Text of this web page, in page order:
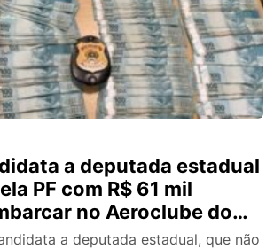
a deputada estadual
PF com R$ 61 mil
no Aeroclube do
a deputada estadual, que não